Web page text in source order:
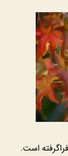
است.